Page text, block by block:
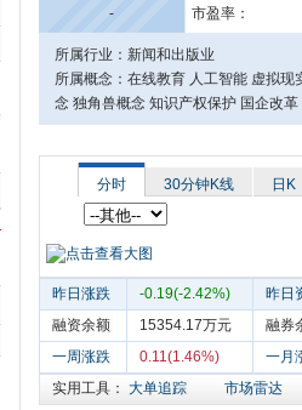
- 市盈率：
所属行业：新闻和出版业
所属概念：在线教育 人工智能 虚拟
念 独角兽概念 知识产权保护 国企改
分时 30分钟K线 日K
昨日涨跌 -0.19(-2.42%)
昨日
融资余额
15354.17万元
融券
一周涨跌
0.11(1.46%)
一月
实用工具： 大单追踪 市场雷达